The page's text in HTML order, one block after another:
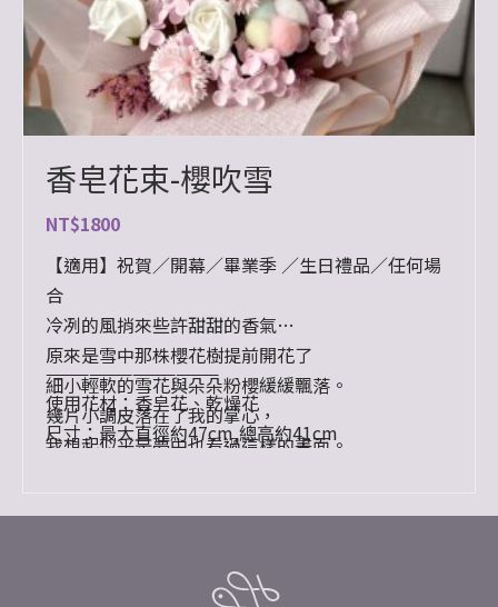
香皂花束-櫻吹雪
NT$1800
【適用】祝賀／開幕／畢業季 ／生日禮品／任何場
合
冷冽的風捎來些許甜甜的香氣
原來是雪中那株櫻花樹提前開花了
細小輕軟的雪花與朵朵粉櫻緩緩飄落。
幾片小調皮落在了我的掌心，
我想起似乎是夢中也看過這樣的畫面。
————————————
使用花材：香皂花、乾燥花
尺寸：最大直徑約47cm,總高約41cm